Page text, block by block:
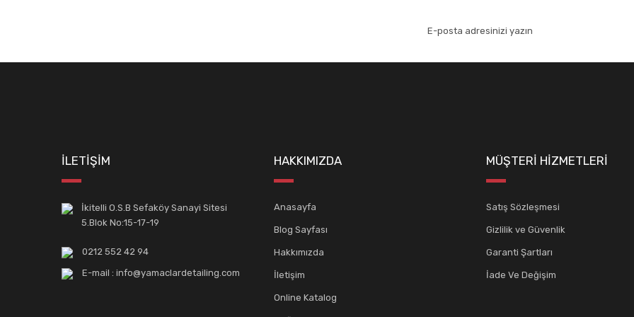
İLETİŞİM
İkitelli O.S.B Sefaköy Sanayi Sitesi
5.Blok No:15-17-19
0212 552 42 94
E-mail : info@yamaclardetailing.com
HAKKIMIZDA
Anasayfa
Blog Sayfası
Hakkımızda
İletişim
Online Katalog
MÜŞTERİ HİZMETLERİ
Satış Sözleşmesi
Gizlilik ve Güvenlik
Garanti Şartları
İade Ve Değişim